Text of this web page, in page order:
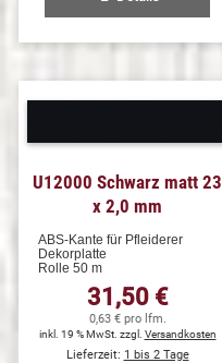
U12000 Schwarz matt 23
x 2,0 mm
ABS-Kante für Pfleiderer
Dekorplatte
Rolle 50 m
31,50 €
0,63 € pro lfm.
inkl. 19 % MwSt. zzgl. Versandkosten
Lieferzeit: 1 bis 2 Tage